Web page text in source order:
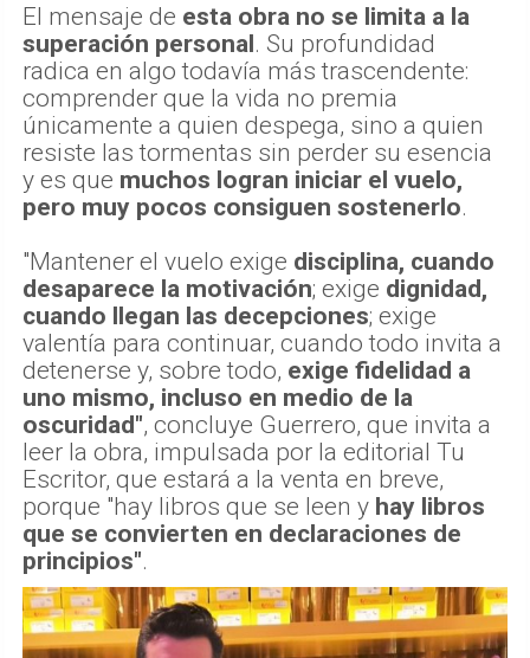
El mensaje de esta obra no se limita a la
superación personal. Su profundidad
radica en algo todavía más trascendente:
comprender que la vida no premia
únicamente a quien despega, sino a quien
resiste las tormentas sin perder su esencia
y es que muchos logran iniciar el vuelo,
pero muy pocos consiguen sostenerlo.
"Mantener el vuelo exige disciplina, cuando
desaparece la motivación; exige dignidad,
cuando llegan las decepciones; exige
valentía para continuar, cuando todo invita a
detenerse y, sobre todo, exige fidelidad a
uno mismo, incluso en medio de la
oscuridad", concluye Guerrero, que invita a
leer la obra, impulsada por la editorial Tu
Escritor, que estará a la venta en breve,
porque "hay libros que se leen y hay libros
que se convierten en declaraciones de
principios".